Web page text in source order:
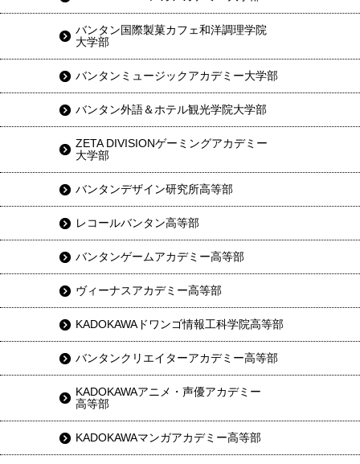
バンタン国際製菓カフェ和洋調理学院
大学部
バンタンミュージックアカデミー大学部
バンタン外語＆ホテル観光学院大学部
ZETA DIVISIONゲーミングアカデミー
大学部
バンタンデザイン研究所高等部
レコールバンタン高等部
バンタンゲームアカデミー高等部
ヴィーナスアカデミー高等部
KADOKAWAドワンゴ情報工科学院高等部
バンタンクリエイターアカデミー高等部
KADOKAWAアニメ・声優アカデミー
高等部
KADOKAWAマンガアカデミー高等部